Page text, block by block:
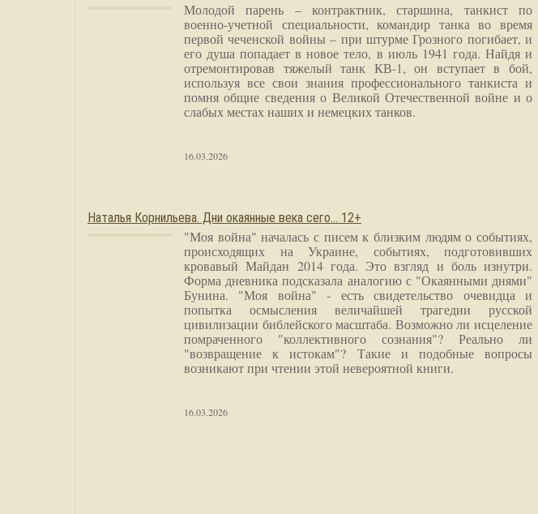
Молодой парень – контрактник, старшина, танкист по
военно-учетной специальности, командир танка во время
первой чеченской войны – при штурме Грозного погибает, и
его душа попадает в новое тело, в июль 1941 года. Найдя и
отремонтировав тяжелый танк КВ-1, он вступает в бой,
используя все свои знания профессионального танкиста и
помня общие сведения о Великой Отечественной войне и о
слабых местах наших и немецких танков.
16.03.2026
Наталья Корнильева. Дни окаянные века сего… 12+
"Моя война" началась с писем к близким людям о событиях,
происходящих на Украине, событиях, подготовивших
кровавый Майдан 2014 года. Это взгляд и боль изнутри.
Форма дневника подсказала аналогию с "Окаянными днями"
Бунина. "Моя война" - есть свидетельство очевидца и
попытка осмысления величайшей трагедии русской
цивилизации библейского масштаба. Возможно ли исцеление
помраченного "коллективного сознания"? Реально ли
"возвращение к истокам"? Такие и подобные вопросы
возникают при чтении этой невероятной книги.
16.03.2026